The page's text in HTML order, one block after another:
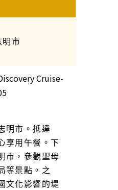
明市
明市。抵達
享用午餐。下
市，參觀聖母
等景點。之
文化影響的堤